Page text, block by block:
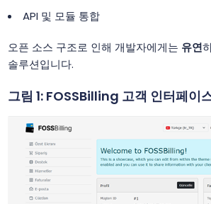
API 및 모듈 통합
오픈 소스 구조로 인해 개발자에게는 유연
솔루션입니다.
그림 1: FOSSBilling 고객 인터페이